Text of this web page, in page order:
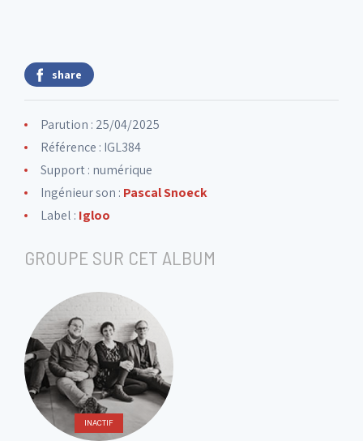
share
Parution : 25/04/2025
Référence : IGL384
Support : numérique
Ingénieur son : Pascal Snoeck
Label : Igloo
GROUPE SUR CET ALBUM
INACTIF